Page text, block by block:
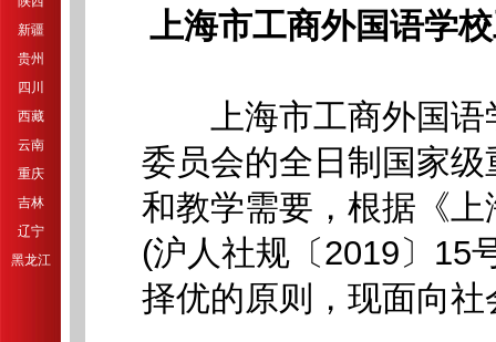
新疆
贵州
四川
西藏
云南
重庆
吉林
辽宁
黑龙江
上海市工商外国语学
上海市工商外国语
委员会的全日制国家
和教学需要，根据《
(沪人社规〔2019〕15
择优的原则，现面向